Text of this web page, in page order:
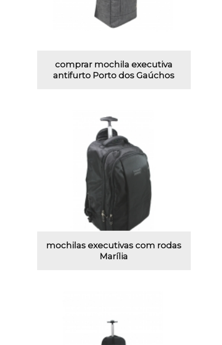
comprar mochila executiva
antifurto Porto dos Gaúchos
mochilas executivas com rodas
Marília